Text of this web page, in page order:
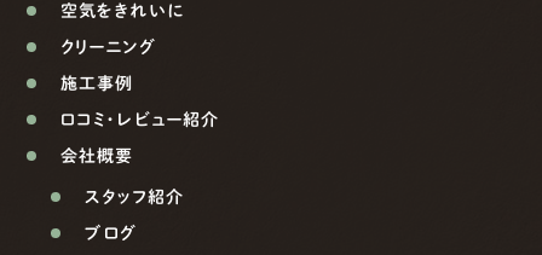
空気をきれいに
クリーニング
施工事例
口コミ・レビュー紹介
会社概要
スタッフ紹介
ブログ